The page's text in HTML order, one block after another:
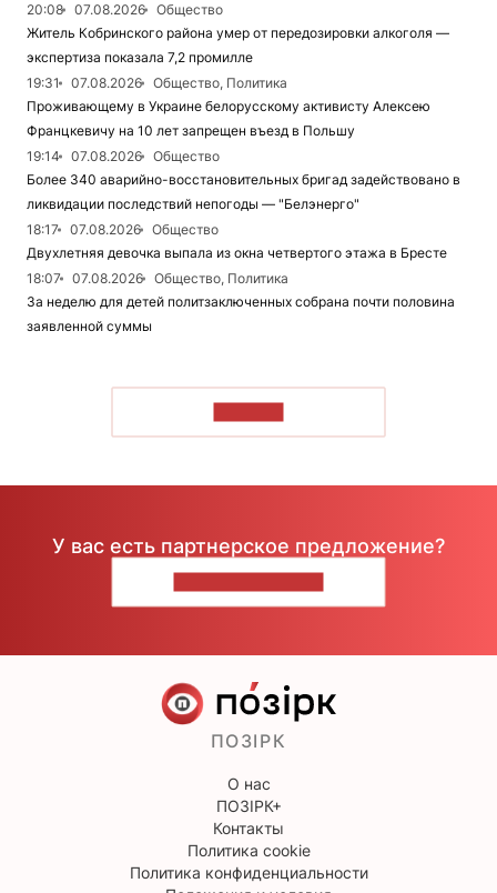
20:08
07.08.2026
Общество
Житель Кобринского района умер от передозировки алкоголя —
экспертиза показала 7,2 промилле
19:31
07.08.2026
Общество, Политика
Проживающему в Украине белорусскому активисту Алексею
Францкевичу на 10 лет запрещен въезд в Польшу
19:14
07.08.2026
Общество
Более 340 аварийно-восстановительных бригад задействовано в
ликвидации последствий непогоды — "Белэнерго"
18:17
07.08.2026
Общество
Двухлетняя девочка выпала из окна четвертого этажа в Бресте
18:07
07.08.2026
Общество, Политика
За неделю для детей политзаключенных собрана почти половина
заявленной суммы
У вас есть партнерское предложение?
ПОЗІРК
О нас
ПОЗІРК+
Контакты
Политика cookie
Политика конфиденциальности